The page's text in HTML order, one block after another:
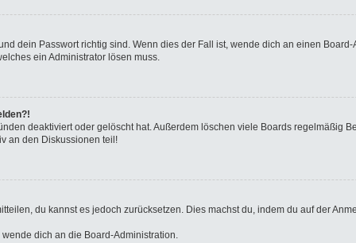
dein Passwort richtig sind. Wenn dies der Fall ist, wende dich an einen
ein Administrator lösen muss.
deaktiviert oder gelöscht hat. Außerdem löschen viele Boards regelmäßig
an den Diskussionen teil!
du kannst es jedoch zurücksetzen. Dies machst du, indem du auf der
dich an die Board-Administration.